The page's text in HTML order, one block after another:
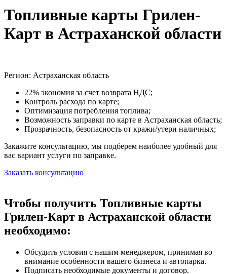
Топливные карты Грилен-
Карт в Астраханской области
Регион: Астраханская область
22% экономия за счет возврата НДС;
Контроль расхода по карте;
Оптимизация потребления топлива;
Возможность заправки по карте в Астраханская область;
Прозрачность, безопасность от кражи/утери наличных;
Закажите консультацию, мы подберем наиболее удобный для
вас вариант услуги по заправке.
Заказать консультацию
Чтобы получить Топливные карты
Грилен-Карт в Астраханской области
необходимо:
Обсудить условия с нашим менеджером, принимая во
внимание особенности вашего бизнеса и автопарка.
Подписать необходимые документы и договор.